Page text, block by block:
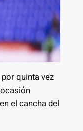
quinta vez
el cancha del